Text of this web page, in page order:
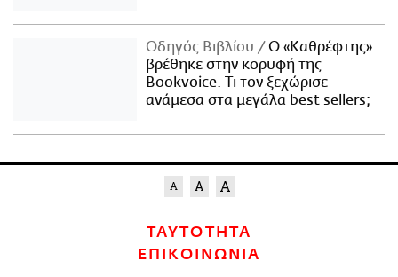
Οδηγός Βιβλίου
Ο «Καθρέφτης»
βρέθηκε στην κορυφή της
Bookvoice. Τι τον ξεχώρισε
ανάμεσα στα μεγάλα best sellers;
ΤΑΥΤΟΤΗΤΑ
ΕΠΙΚΟΙΝΩΝΙΑ